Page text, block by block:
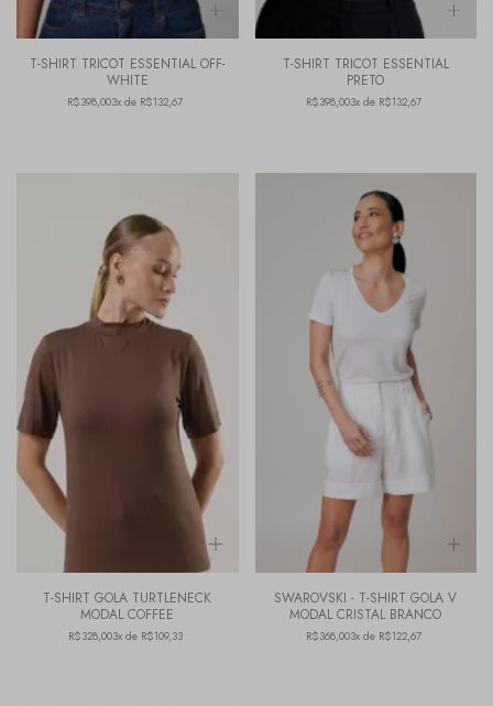
T-SHIRT TRICOT ESSENTIAL OFF-
WHITE
R$398,003x de R$132,67
T-SHIRT TRICOT ESSENTIAL
PRETO
R$398,003x de R$132,67
T-SHIRT GOLA TURTLENECK
MODAL COFFEE
R$328,003x de R$109,33
SWAROVSKI - T-SHIRT GOLA V
MODAL CRISTAL BRANCO
R$368,003x de R$122,67